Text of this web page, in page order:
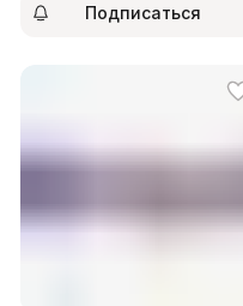
Подписаться